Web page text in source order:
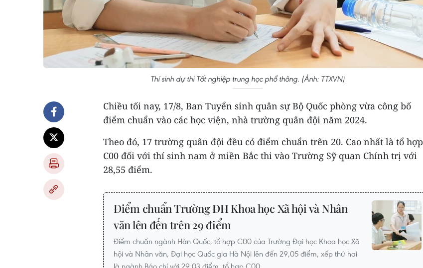
Thí sinh dự thi Tốt nghiệp trung học phổ thông. (Ảnh: TTXVN)
Chiều tối nay, 17/8, Ban Tuyển sinh quân sự Bộ Quốc phòng vừa công bố
điểm chuẩn vào các học viện, nhà trường quân đội năm 2024.
Theo đó, 17 trường quân đội đều có điểm chuẩn trên 20. Cao nhất là tổ hợp
C00 đối với thí sinh nam ở miền Bắc thi vào Trường Sỹ quan Chính trị với
28,55 điểm.
Điểm chuẩn Trường ĐH Khoa học Xã hội và Nhân
văn lên đến trên 29 điểm
Điểm chuẩn ngành Hàn Quốc, tổ hợp C00 của Trường Đại học Khoa học Xã
hội và Nhân văn, Đại học Quốc gia Hà Nội lên đến 29,05 điểm, xếp thứ hai
là ngành Báo chí với 29,03 điểm, tổ hợp C00.